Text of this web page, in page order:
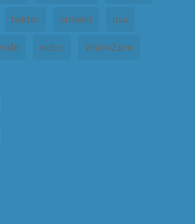
twitter umwelt usa
video VisionZero